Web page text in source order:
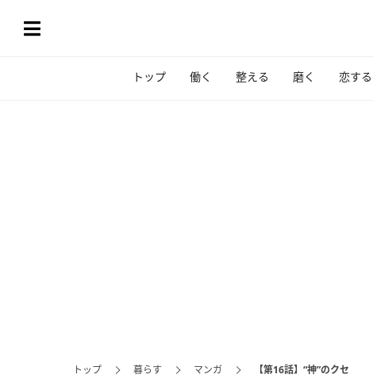
トップ 働く 整える 磨く 恋する
トップ 暮らす マンガ 【第16話】“神”のクセ